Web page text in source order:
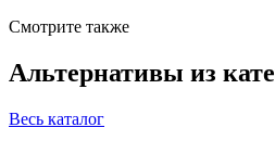
Смотрите также
Альтернативы из
Весь каталог